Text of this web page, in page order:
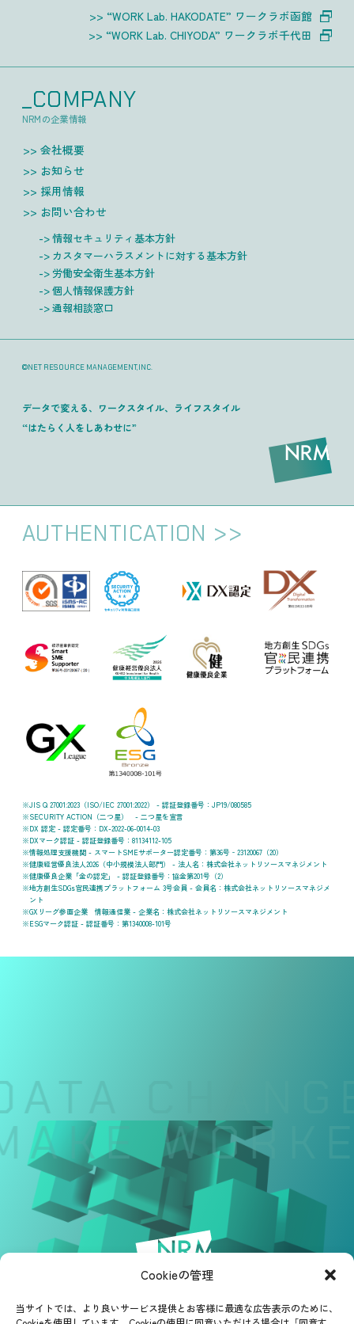
Cookieの管理
当サイトでは、より良いサービス提供とお客様に最適な広告表示のために、
“WORK Lab. HAKODATE” ワークラボ函館
“WORK Lab. CHIYODA” ワークラボ千代田
_COMPANY
NRMの企業情報
会社概要
お知らせ
採用情報
お問い合わせ
情報セキュリティ基本方針
カスタマーハラスメントに対する基本方針
労働安全衛生基本方針
個人情報保護方針
通報相談窓口
©NET RESOURCE MANAGEMENT,INC.
データで変える、ワークスタイル、ライフスタイル
“はたらく人をしあわせに”
JIS Q 27001:2023（ISO/IEC 27001:2022） - 認証登録番号：JP19/080585
SECURITY ACTION（二つ星） - 二つ星を宣言
DX 認定 - 認定番号：DX-2022-06-0014-03
DXマーク認証 - 認証登録番号：81134112-105
情報処理支援機関 - スマートSMEサポーター認定番号：第36号‐23120067（20）
健康経営優良法人2026（中小規模法人部門） - 法人名：株式会社ネットリソースマネジメント
健康優良企業「金の認定」 - 認証登録番号：協金第201号（2）
地方創生SDGs官民連携プラットフォーム 3号会員 - 会員名：株式会社ネットリソースマネジメ
ント
GXリーグ参画企業 情報通信業 - 企業名：株式会社ネットリソースマネジメント
ESGマーク認証 - 認証番号：第1340008-101号
AUTHENTICATION